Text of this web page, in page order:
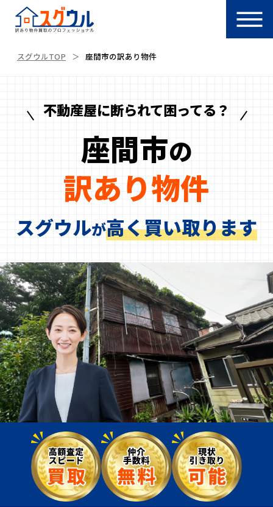
スグウルTOP 座間市の訳あり物件
不動産屋に断られて困ってる？
座間市の
訳あり物件
スグウルが高く買い取ります